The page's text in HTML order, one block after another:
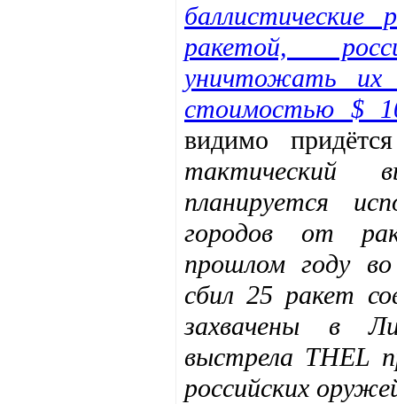
ракетой,
уничтожать их
стоимостью $
видимо
тактический
планируется
городов от
прошлом году
сбил 25 ракет
захвачены в
выстрела THEL
российских